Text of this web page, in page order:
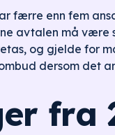
færre enn fem
avtalen må
og gjelde for
dersom det
fra